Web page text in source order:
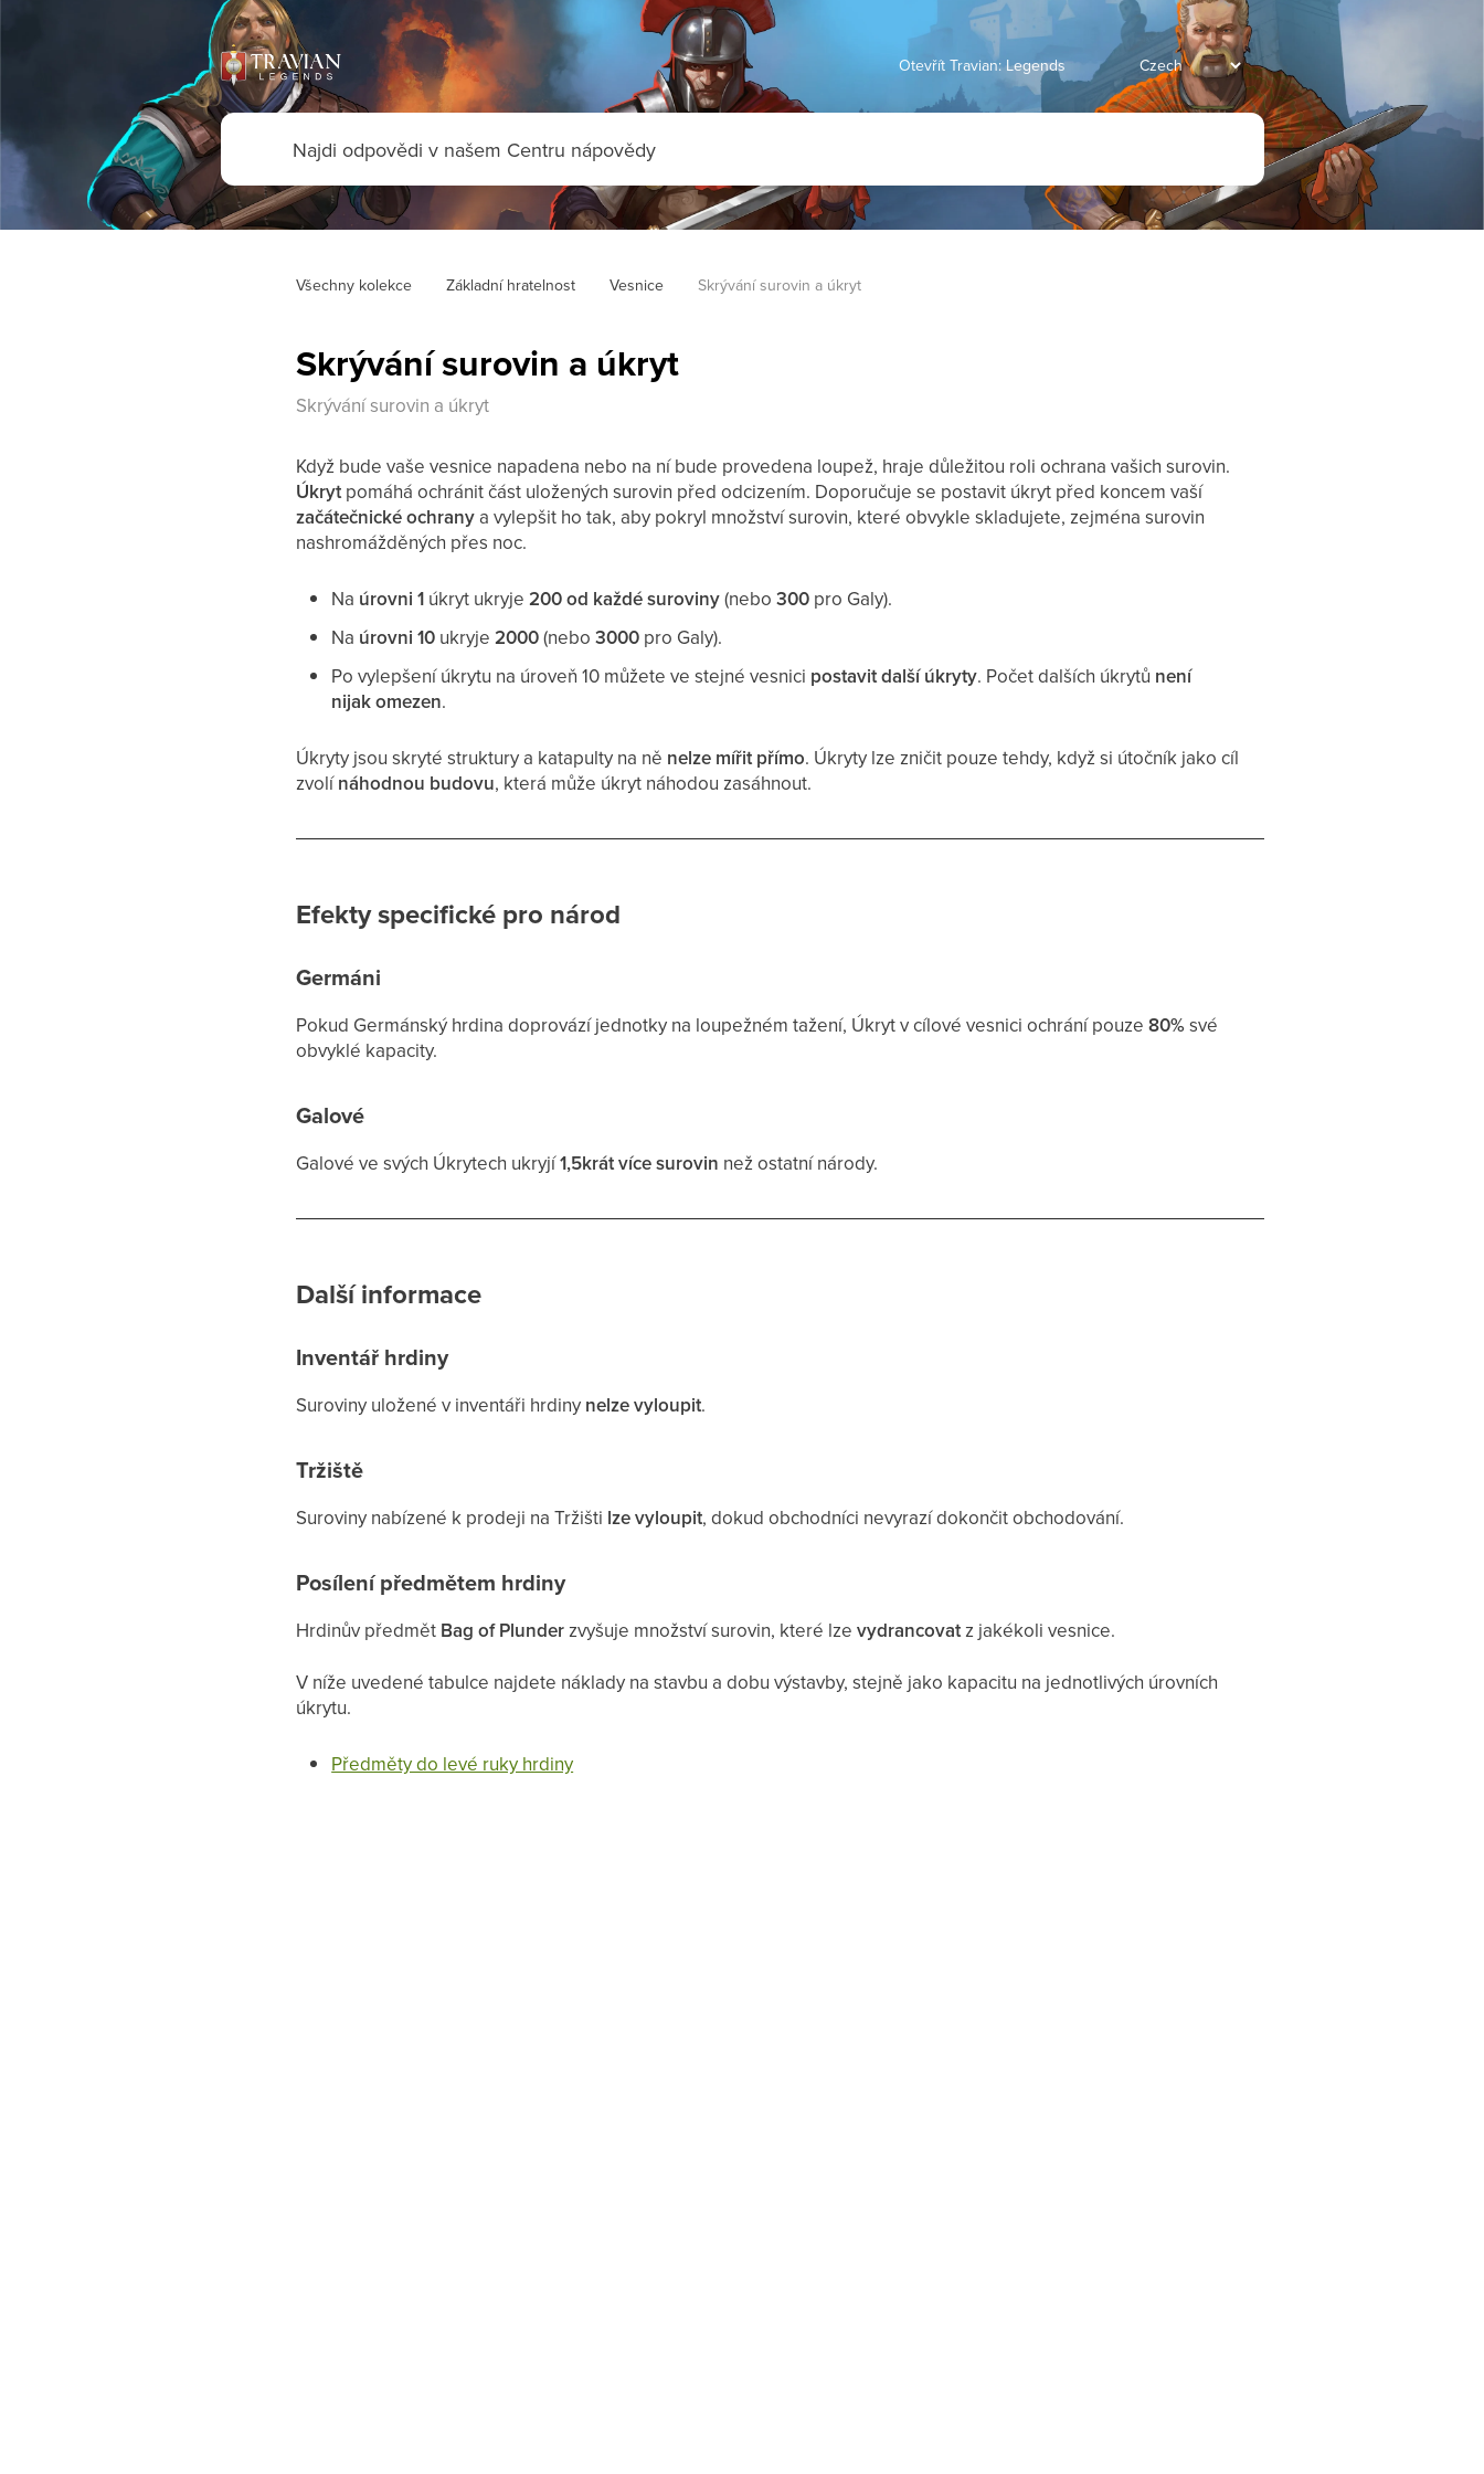
Otevřít Travian: Legends
Všechny kolekce Základní hratelnost Vesnice Skrývání surovin a úkryt
Skrývání surovin a úkryt
Skrývání surovin a úkryt
Když bude vaše vesnice napadena nebo na ní bude provedena loupež, hraje důležitou roli ochrana vašich surovin.
Úkrytpomáhá ochránit část uložených surovin před odcizením. Doporučuje se postavit úkryt před koncem vaší
začátečnické ochrany a vylepšit ho tak, aby pokryl množství surovin, které obvykle skladujete, zejména surovin
nashromážděných přes noc.
Na úrovni 1 úkryt ukryje200 od každé suroviny(nebo300 pro Galy).
Na úrovni 10 ukryje2000(nebo3000 pro Galy).
Po vylepšení úkrytu na úroveň 10 můžete ve stejné vesnici postavit další úkryty. Počet dalších úkrytů není
nijak omezen.
Úkryty jsou skryté struktury a katapulty na ně nelze mířit přímo. Úkryty lze zničit pouze tehdy, když si útočník jako cíl
zvolínáhodnou budovu, která může úkryt náhodou zasáhnout.
Efekty specifické pro národ
Germáni
Pokud Germánský hrdina doprovází jednotky na loupežném tažení, Úkryt v cílové vesnici ochrání pouze80%své
obvyklé kapacity.
Galové
Galové ve svých Úkrytech ukryjí1,5krát více surovin než ostatní národy.
Další informace
Inventář hrdiny
Suroviny uložené v inventáři hrdiny nelze vyloupit.
Tržiště
Suroviny nabízené k prodeji na Tržišti lze vyloupit, dokud obchodníci nevyrazí dokončit obchodování.
Posílení předmětem hrdiny
Hrdinův předmět Bag of Plunderzvyšuje množství surovin, které lzevydrancovatz jakékoli vesnice.
V níže uvedené tabulce najdete náklady na stavbu a dobu výstavby, stejně jako kapacitu na jednotlivých úrovních
úkrytu.
Předměty do levé ruky hrdiny